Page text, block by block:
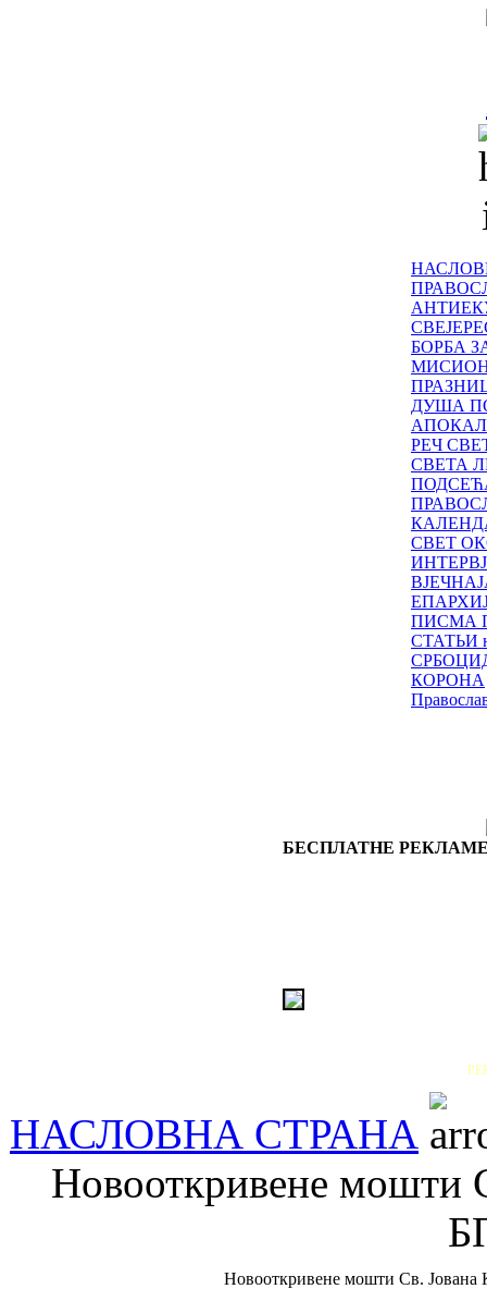
БОРБА
ДУША
РЕЧ
СВЕТА
СВЕТ
ПИСМА
СТАТЬИ
КОРОНА
БЕСПЛАТНЕ
НАСЛОВНА СТРАНА
Новооткривене мошти
Новооткривене мошти Св. Јована